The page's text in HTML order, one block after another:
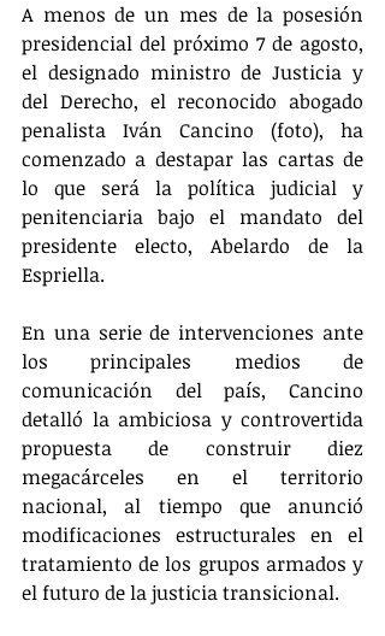
A menos de un mes de la posesión
presidencial del próximo 7 de agosto,
el designado ministro de Justicia y
del Derecho, el reconocido abogado
penalista Iván Cancino (foto), ha
comenzado a destapar las cartas de
lo que será la política judicial y
penitenciaria bajo el mandato del
presidente electo, Abelardo de la
Espriella.
En una serie de intervenciones ante
los principales medios de
comunicación del país, Cancino
detalló la ambiciosa y controvertida
propuesta de construir diez
megacárceles en el territorio
nacional, al tiempo que anunció
modificaciones estructurales en el
tratamiento de los grupos armados y
el futuro de la justicia transicional.